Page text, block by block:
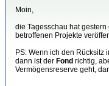
Moin,
die Tagesschau hat gestern
betroffenen Projekte
PS: Wenn ich den Rücksitz
dann ist der Fond richtig,
Vermögensreserve geht,